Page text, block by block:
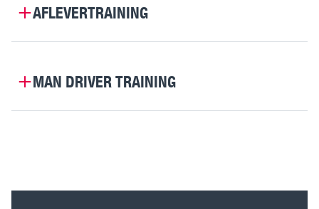
AFLEVERTRAINING
MAN DRIVER TRAINING